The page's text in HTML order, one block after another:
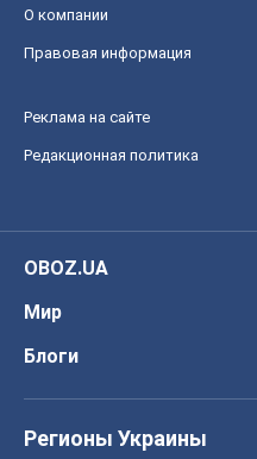
О компании
Правовая информация
Реклама на сайте
Редакционная политика
OBOZ.UA
Мир
Блоги
Регионы Украины